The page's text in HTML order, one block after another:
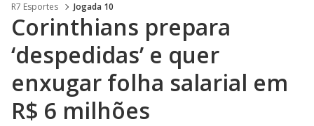
R7 Esportes Jogada 10
Corinthians prepara
‘despedidas’ e quer
enxugar folha salarial em
R$ 6 milhões